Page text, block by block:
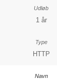
1 år
HTTP